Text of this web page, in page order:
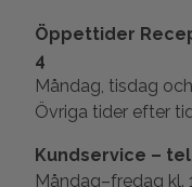
Öppettider
4
Måndag, tisdag
Övriga tider efter
Kundservice –
Måndag–fredag kl.